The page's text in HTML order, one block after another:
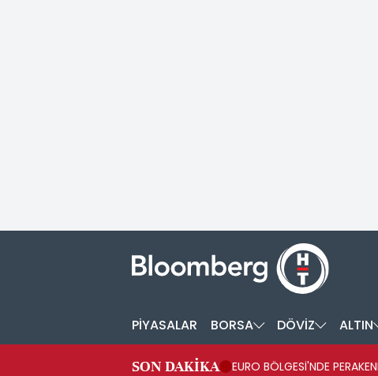
PİYASALAR BORSA DÖVİZ ALTIN
SON DAKİKA
EURO BÖLGESİ'NDE